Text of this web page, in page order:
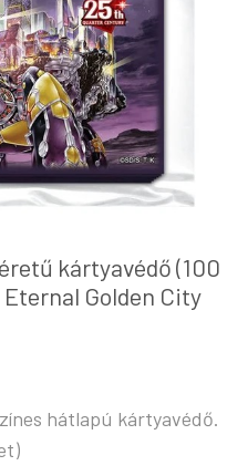
kártyavédő (100
Golden City
hátlapú kártyavédő.